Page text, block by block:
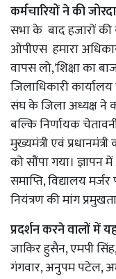
कर्मचारियों ने की
सभा के बाद हजारों की
ओपीएस हमारा
वापस लो,'शिक्षा का
जिलाधिकारी
संघ के जिला अध्यक्ष ने
बल्कि निर्णायक
मुख्यमंत्री एवं
को सौंपा गया।
समाप्ति, विद्यालय
नियंत्रण की मांग
प्रदर्शन करने वालों में
जाकिर हुसैन, एमपी
गंगवार, अनुपम पटेल,